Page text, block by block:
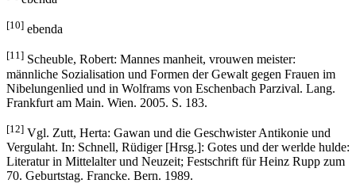
[10] ebenda
[11] Scheuble, Robert: Mannes manheit, vrouwen meister:
männliche Sozialisation und Formen der Gewalt gegen Frauen im
Nibelungenlied und in Wolframs von Eschenbach Parzival. Lang.
Frankfurt am Main. Wien. 2005. S. 183.
[12] Vgl. Zutt, Herta: Gawan und die Geschwister Antikonie und
Vergulaht. In: Schnell, Rüdiger [Hrsg.]: Gotes und der werlde hulde:
Literatur in Mittelalter und Neuzeit; Festschrift für Heinz Rupp zum
70. Geburtstag. Francke. Bern. 1989.